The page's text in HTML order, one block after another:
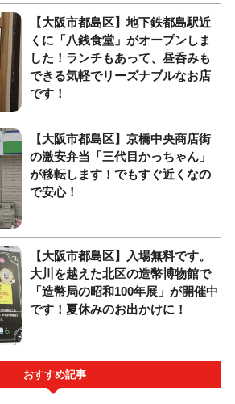
【大阪市都島区】地下鉄都島駅近
くに「八銭食堂」がオープンしま
した！ランチもあって、昼呑みも
できる気軽でリーズナブルなお店
です！
【大阪市都島区】京橋中央商店街
の激安弁当「三代目かっちゃん」
が移転します！でもすぐ近くなの
で安心！
【大阪市都島区】入場無料です。
大川を越えた北区の造幣博物館で
「造幣局の昭和100年展」が開催中
です！夏休みのお出かけに！
おすすめ記事